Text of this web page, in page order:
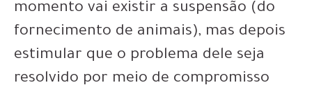
momento vai existir a suspensão (do
fornecimento de animais), mas depois
estimular que o problema dele seja
resolvido por meio de compromisso